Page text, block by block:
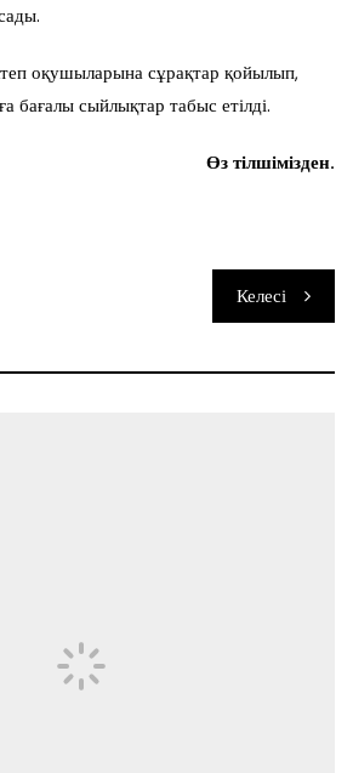
оқушыларына сұрақтар қойылып,
бағалы сыйлықтар табыс етілді.
Өз тілшімізден.
Келесі